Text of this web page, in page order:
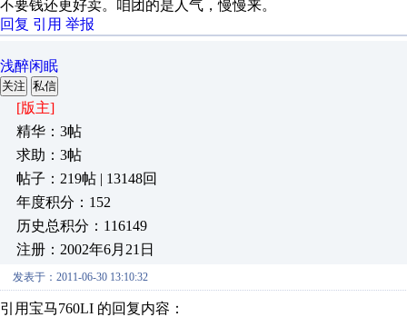
不要钱还更好卖。咱团的是人气，慢慢来。
回复 引用 举报
浅醉闲眠
关注 私信
[版主]
精华：3帖
求助：3帖
帖子：219帖 | 13148回
年度积分：152
历史总积分：116149
注册：2002年6月21日
发表于：2011-06-30 13:10:32
引用宝马760LI 的回复内容：